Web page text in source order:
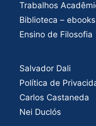
Trabalhos
Biblioteca – ebooks
Ensino de Filosofia
Salvador Dali
Política de
Carlos Castaneda
Nei Duclós